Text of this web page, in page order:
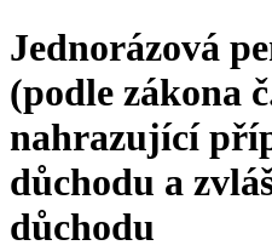
Jednorázová
(podle zákona
nahrazující
důchodu a
důchodu